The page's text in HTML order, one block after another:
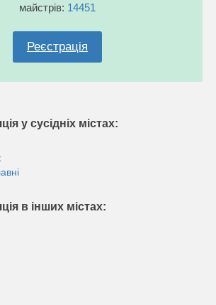
майстрів: 14451
Реєстрація
у сусідніх містах:
в інших містах: